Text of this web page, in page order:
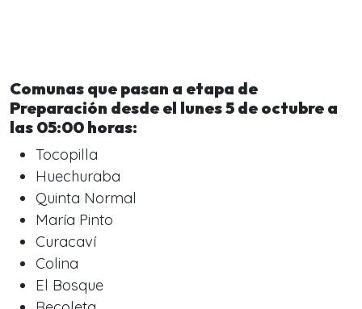
Comunas que pasan a etapa de
Preparación desde el lunes 5 de octubre a
las 05:00 horas:
Tocopilla
Huechuraba
Quinta Normal
María Pinto
Curacaví
Colina
El Bosque